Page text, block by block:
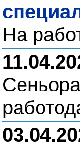
На